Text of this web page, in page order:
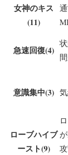
女神のキス
(11)
急速回復(4)
意識集中(3)
ローブハイブ
ースト(9)